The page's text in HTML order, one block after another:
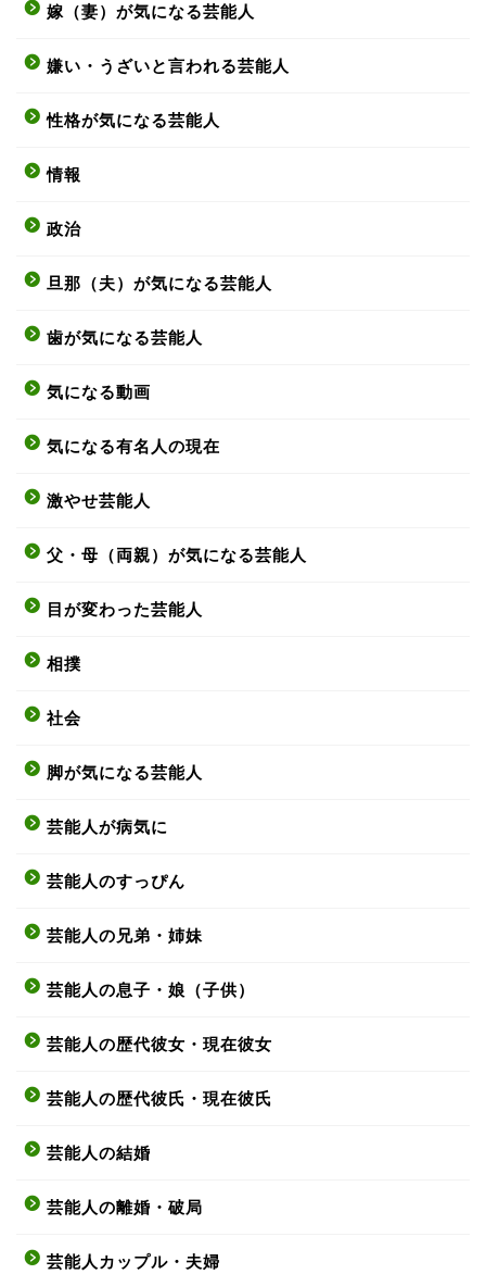
嫁（妻）が気になる芸能人
嫌い・うざいと言われる芸能人
性格が気になる芸能人
情報
政治
旦那（夫）が気になる芸能人
歯が気になる芸能人
気になる動画
気になる有名人の現在
激やせ芸能人
父・母（両親）が気になる芸能人
目が変わった芸能人
相撲
社会
脚が気になる芸能人
芸能人が病気に
芸能人のすっぴん
芸能人の兄弟・姉妹
芸能人の息子・娘（子供）
芸能人の歴代彼女・現在彼女
芸能人の歴代彼氏・現在彼氏
芸能人の結婚
芸能人の離婚・破局
芸能人カップル・夫婦